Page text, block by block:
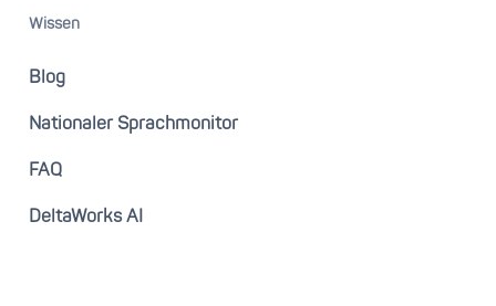
Wissen
Blog
Nationaler Sprachmonitor
FAQ
DeltaWorks AI